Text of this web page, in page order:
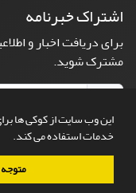
این وب سایت از کوکی ها
خدمات استفاده می کند.
اشتراک خبرنامه
برای دریافت اخبار و
مشترک شوید.